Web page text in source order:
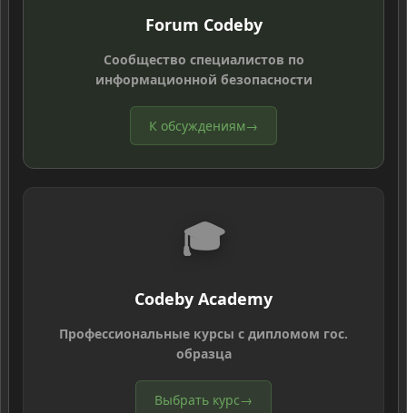
Forum Codeby
Сообщество специалистов по
информационной безопасности
К обсуждениям→
🎓
Codeby Academy
Профессиональные курсы с дипломом гос.
образца
Выбрать курс→